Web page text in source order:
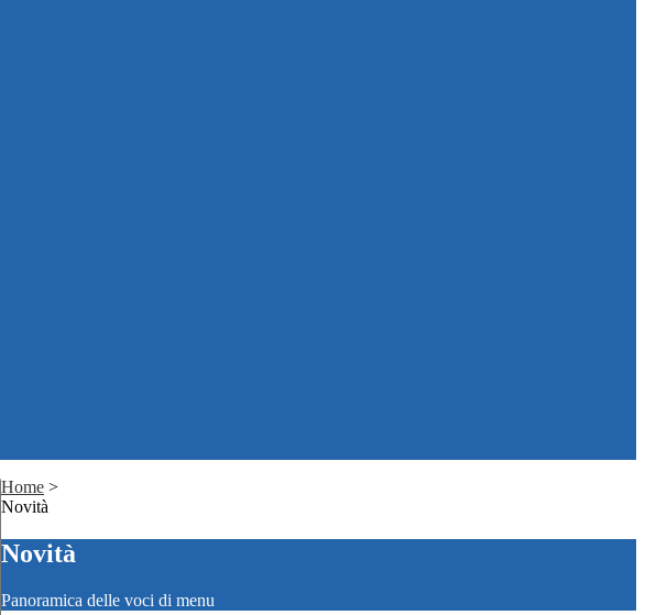
Home >
Novità
Novità
Panoramica delle voci di menu